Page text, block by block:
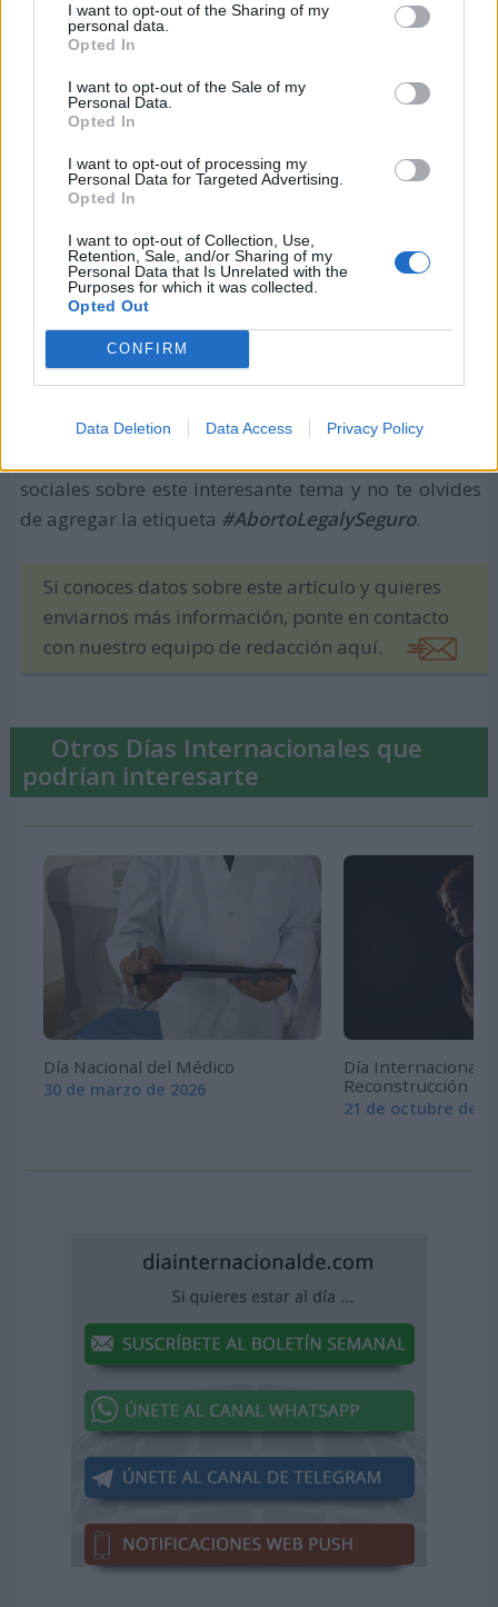
I want to opt-out of the Sharing of my
personal data.
Opted In
I want to opt-out of the Sale of my
Personal Data.
Opted In
I want to opt-out of processing my
Personal Data for Targeted Advertising.
Opted In
I want to opt-out of Collection, Use,
Retention, Sale, and/or Sharing of my
Personal Data that Is Unrelated with the
Purposes for which it was collected.
Opted Out
CONFIRM
Data Deletion Data Access Privacy Policy
compromiso y mejores políticas por parte de los
gobiernos de todo el mundo y de esta manera
contribuir a que millones de mujeres no sufran las
lamentables consecuencias de someterse a la
Muchas organizaciones y movimientos feministas
han tratado de darle visibilidad a una problemática
que cada vez resulta más común, pero con
resultados realmente dramáticos, sobre todo, en
poblaciones donde las víctimas son muy jóvenes o
aquellas que viven en condiciones de extrema
pobreza en los llamados países subdesarrollados.
Te invitamos a formar parte de este día posteando
sociales sobre este interesante tema y no te olvides
de agregar la etiqueta #AbortoLegalySeguro.
Si conoces datos sobre este artículo y quieres
enviarnos más información, ponte en contacto
con nuestro equipo de redacción aquí.
Otros Días Internacionales que
podrían interesarte
Día Nacional del Médico
30 de marzo de 2026
Día Internacional
Reconstrucción
21 de octubre de